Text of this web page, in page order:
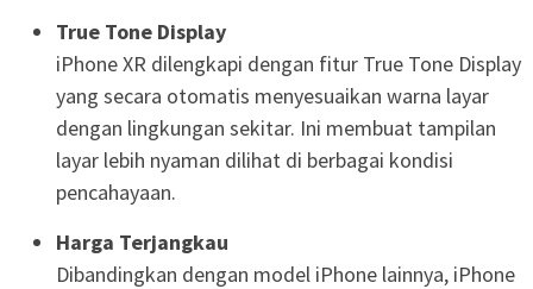
True Tone Display
iPhone XR dilengkapi dengan fitur True Tone Display
yang secara otomatis menyesuaikan warna layar
dengan lingkungan sekitar. Ini membuat tampilan
layar lebih nyaman dilihat di berbagai kondisi
pencahayaan.
Harga Terjangkau
Dibandingkan dengan model iPhone lainnya, iPhone